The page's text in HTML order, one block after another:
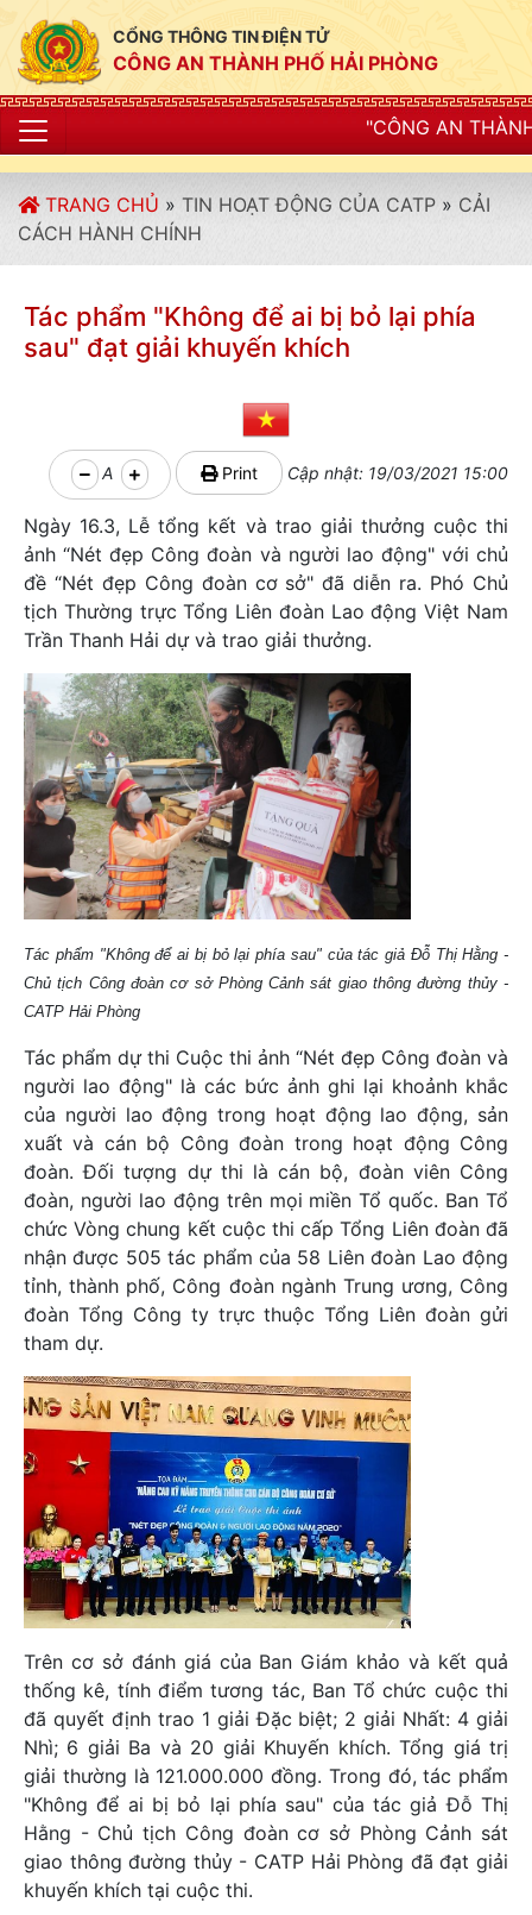
CỔNG THÔNG TIN ĐIỆN TỬ
CÔNG AN THÀNH PHỐ HẢI PHÒNG
"CÔNG AN THÀNH PHỐ HẢI
TRANG CHỦ » TIN HOẠT ĐỘNG CỦA CATP » CẢI
CÁCH HÀNH CHÍNH
Tác phẩm "Không để ai bị bỏ lại phía
sau" đạt giải khuyến khích
A Print Cập nhật: 19/03/2021 15:00
Ngày 16.3, Lễ tổng kết và trao giải thưởng cuộc thi
ảnh “Nét đẹp Công đoàn và người lao động" với chủ
đề “Nét đẹp Công đoàn cơ sở" đã diễn ra. Phó Chủ
tịch Thường trực Tổng Liên đoàn Lao động Việt Nam
Trần Thanh Hải dự và trao giải thưởng.
Tác phẩm "Không để ai bị bỏ lại phía sau" của tác giả Đỗ Thị Hằng -
Chủ tịch Công đoàn cơ sở Phòng Cảnh sát giao thông đường thủy -
CATP Hải Phòng
Tác phẩm dự thi Cuộc thi ảnh “Nét đẹp Công đoàn và
người lao động" là các bức ảnh ghi lại khoảnh khắc
của người lao động trong hoạt động lao động, sản
xuất và cán bộ Công đoàn trong hoạt động Công
đoàn. Đối tượng dự thi là cán bộ, đoàn viên Công
đoàn, người lao động trên mọi miền Tổ quốc. Ban Tổ
chức Vòng chung kết cuộc thi cấp Tổng Liên đoàn đã
nhận được 505 tác phẩm của 58 Liên đoàn Lao động
tỉnh, thành phố, Công đoàn ngành Trung ương, Công
đoàn Tổng Công ty trực thuộc Tổng Liên đoàn gửi
tham dự.
Trên cơ sở đánh giá của Ban Giám khảo và kết quả
thống kê, tính điểm tương tác, Ban Tổ chức cuộc thi
đã quyết định trao 1 giải Đặc biệt; 2 giải Nhất: 4 giải
Nhì; 6 giải Ba và 20 giải Khuyến khích. Tổng giá trị
giải thường là 121.000.000 đồng. Trong đó, tác phẩm
"Không để ai bị bỏ lại phía sau" của tác giả Đỗ Thị
Hằng - Chủ tịch Công đoàn cơ sở Phòng Cảnh sát
giao thông đường thủy - CATP Hải Phòng đã đạt giải
khuyến khích tại cuộc thi.